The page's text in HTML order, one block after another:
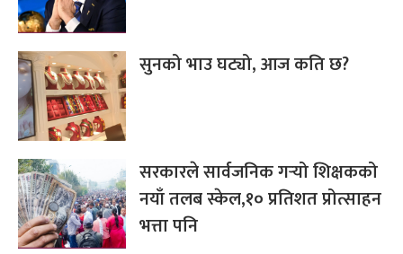
सुनको भाउ घट्यो, आज कति छ?
सरकारले सार्वजनिक गर्‍यो शिक्षकको
नयाँ तलब स्केल,१० प्रतिशत प्रोत्साहन
भत्ता पनि